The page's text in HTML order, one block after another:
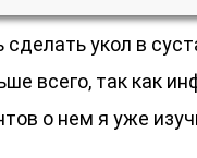
укол в
всего, так как
о нем я уже